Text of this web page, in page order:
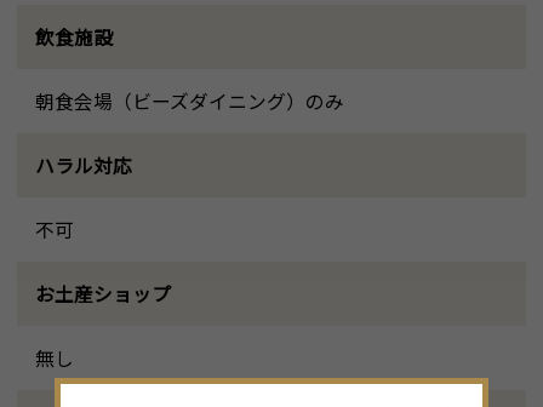
飲食施設
朝食会場（ビーズダイニング）のみ
ハラル対応
不可
お土産ショップ
無し